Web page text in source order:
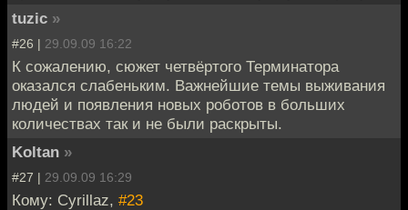
tuzic »
#26 | 29.09.09 16:22
К сожалению, сюжет четвёртого Терминатора
оказался слабеньким. Важнейшие темы выживания
людей и появления новых роботов в больших
количествах так и не были раскрыты.
Koltan »
#27 | 29.09.09 16:29
Кому: Cyrillaz, #23